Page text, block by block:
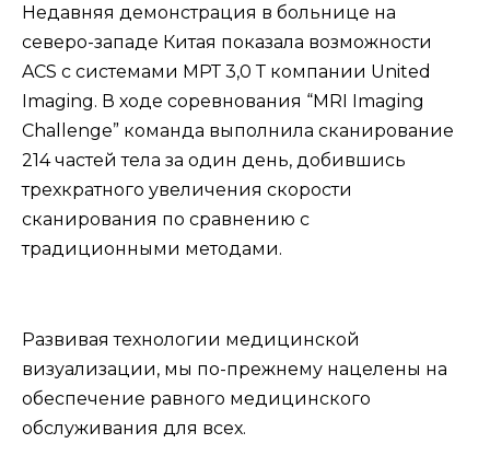
Недавняя демонстрация в больнице на
северо-западе Китая показала возможности
ACS с системами МРТ 3,0 Т компании United
Imaging. В ходе соревнования “MRI Imaging
Challenge” команда выполнила сканирование
214 частей тела за один день, добившись
трехкратного увеличения скорости
сканирования по сравнению с
традиционными методами.
Развивая технологии медицинской
визуализации, мы по-прежнему нацелены на
обеспечение равного медицинского
обслуживания для всех.